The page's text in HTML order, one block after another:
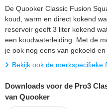
De Quooker Classic Fusion
koud, warm en direct kokend
reservoir geeft 3 liter kokend
een koudwaterleiding. Met de
je ook nog eens van gekoeld en
Bekijk ook de merkspecifieke
Downloads voor de Pro3
van Quooker